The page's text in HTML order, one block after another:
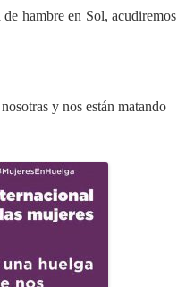
hambre en Sol, acudiremos
y nos están matando